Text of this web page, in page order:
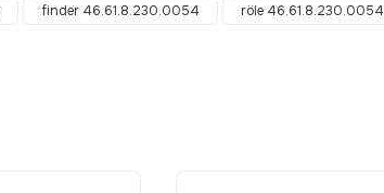
finder 46.61.8.230.0054 röle 46.61.8.230.0054